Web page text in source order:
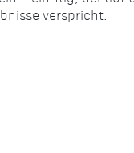
verspricht.